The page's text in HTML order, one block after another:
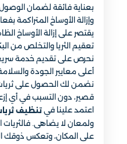
بعناية فائقة لضمان الوصول
وإزالة الأوساخ المتراكمة
يقتصر على إزالة الأوساخ
تعقيم الثريا والتخلص من
نحرص على تقديم خدمة
أعلى معايير الجودة
نضمن لك الحصول على
قصير، دون التسبب في أي
اعتمد علينا في تنظيف
ولمعان لا يضاهى. فالثريات
على المكان، وتعكس ذوقك